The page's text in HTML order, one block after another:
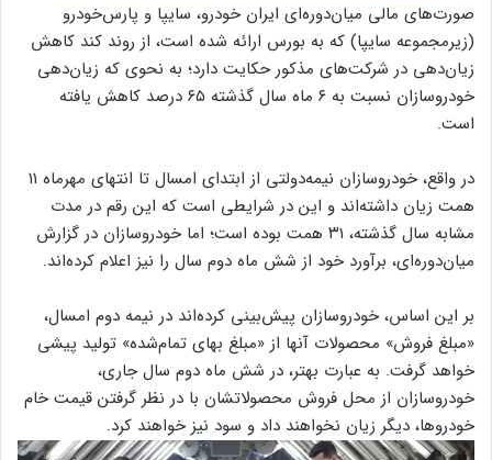
صورت‌های مالی میان‌دوره‌ای ایران خودرو، سایپا و پارس‌خودرو
(زیرمجموعه سایپا) که به بورس ارائه شده است، از روند کند کاهش
زیان‌دهی در شرکت‌های مذکور حکایت دارد؛ به نحوی که زیان‌دهی
خودروسازان نسبت به ۶ ماه سال گذشته ۶۵ درصد کاهش یافته
است.
در واقع، خودروسازان نیمه‌‌‌دولتی از ابتدای امسال تا انتهای مهرماه ۱۱
همت زیان‌‌‌ داشته‌‌‌اند و این در شرایطی است که این رقم در مدت
مشابه سال گذشته، ۳۱ همت بوده است؛ اما خودروسازان در گزارش
میان‌دوره‌ای، برآورد خود از شش ماه دوم سال را نیز اعلام کرده‌اند.
بر این اساس، خودروسازان پیش‌بینی کرده‌اند در نیمه دوم امسال،
«مبلغ فروش» محصولات آنها از «مبلغ بهای تمام‌شده» تولید پیشی
خواهد گرفت. به عبارت بهتر، در شش ماه دوم سال جاری،
خودروسازان از محل فروش محصولاتشان با در نظر گرفتن قیمت خام
خودروها، دیگر زیان نخواهند داد و سود نیز خواهند کرد.